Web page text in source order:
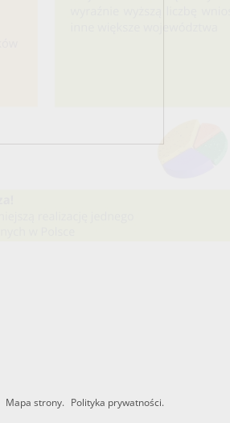
Mapa strony. Polityka prywatności.